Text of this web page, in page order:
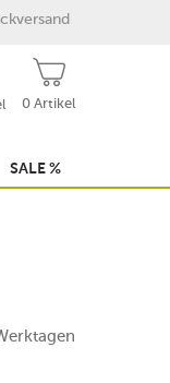
0 Artikel
SALE %